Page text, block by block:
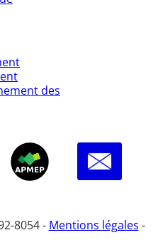
des
8054 - Mentions légales -